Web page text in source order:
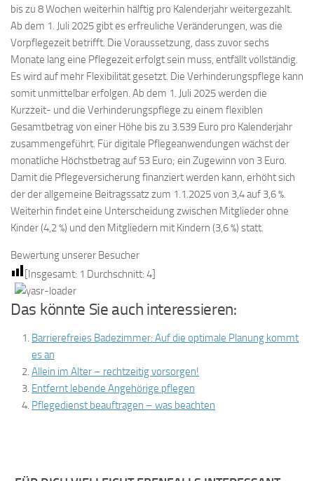
bis zu 8 Wochen weiterhin hälftig pro Kalenderjahr weitergezahlt.
Ab dem 1. Juli 2025 gibt es erfreuliche Veränderungen, was die
Vorpflegezeit betrifft. Die Voraussetzung, dass zuvor sechs
Monate lang eine Pflegezeit erfolgt sein muss, entfällt vollständig.
Es wird auf mehr Flexibilität gesetzt. Die Verhinderungspflege kann
somit unmittelbar erfolgen. Ab dem 1. Juli 2025 werden die
Kurzzeit- und die Verhinderungspflege zu einem flexiblen
Gesamtbetrag von einer Höhe bis zu 3.539 Euro pro Kalenderjahr
zusammengeführt. Für digitale Pflegeanwendungen wächst der
monatliche Höchstbetrag auf 53 Euro; ein Zugewinn von 3 Euro.
Damit die Pflegeversicherung finanziert werden kann, erhöht sich
der der allgemeine Beitragssatz zum 1.1.2025 von 3,4 auf 3,6 %.
Weiterhin findet eine Unterscheidung zwischen Mitglieder ohne
Kinder (4,2 %) und den Mitgliedern mit Kindern (3,6 %) statt.
Bewertung unserer Besucher
[Insgesamt: 1 Durchschnitt: 4]
Das könnte Sie auch interessieren:
Barrierefreies Badezimmer: Auf die optimale Planung kommt
es an
Allein im Alter – rechtzeitig vorsorgen!
Entfernt lebende Angehörige pflegen
Pflegedienst beauftragen – was beachten